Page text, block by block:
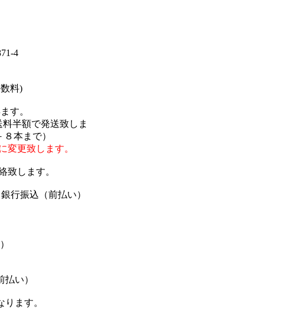
4
料)
す。
半額で発送致しま
本まで）
変更致します。
致します。
行振込（前払い）
）
ます。